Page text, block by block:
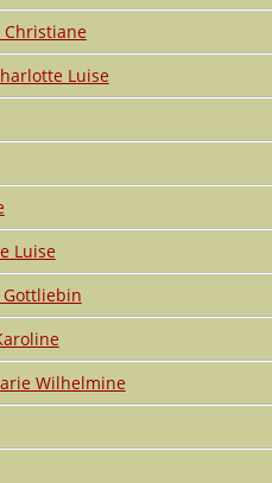
Christiane
Luise
Luise
Gottliebin
Wilhelmine